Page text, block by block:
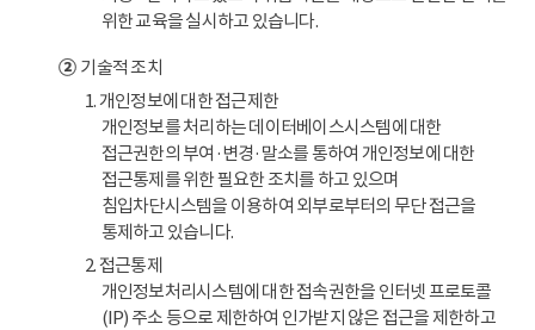
위한 교육을 실시하고 있습니다.
②기술적 조치
1. 개인정보에 대한 접근제한
개인정보를 처리하는 데이터베이스시스템에 대한
접근권한의 부여·변경·말소를 통하여 개인정보에 대한
접근통제를 위한 필요한 조치를 하고 있으며
침입차단시스템을 이용하여 외부로부터의 무단 접근을
통제하고 있습니다.
2. 접근통제
개인정보처리시스템에 대한 접속권한을 인터넷 프로토콜
(IP) 주소 등으로 제한하여 인가받지 않은 접근을 제한하고